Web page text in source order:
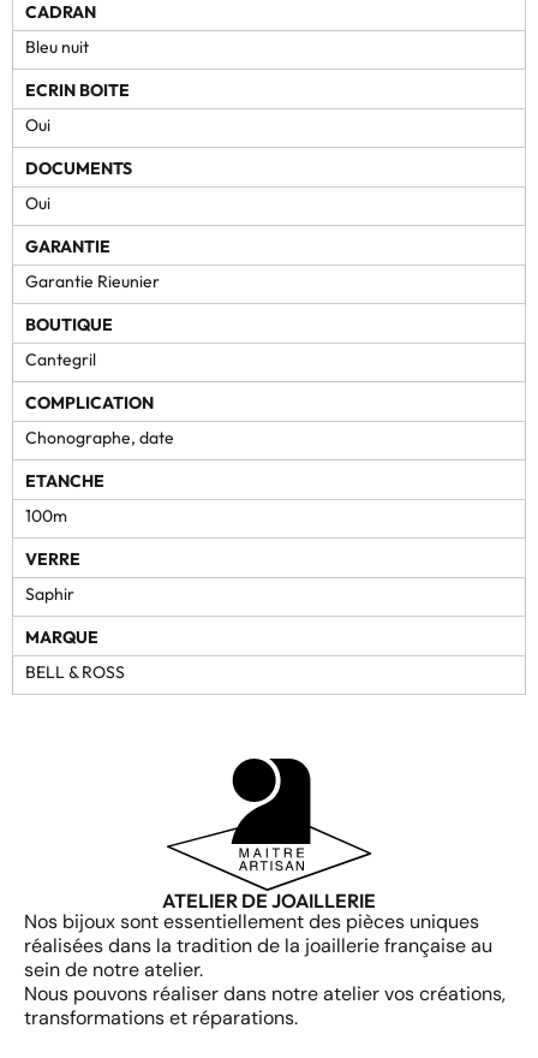
CADRAN
Bleu nuit
ECRIN BOITE
Oui
DOCUMENTS
Oui
GARANTIE
Garantie Rieunier
BOUTIQUE
Cantegril
COMPLICATION
Chonographe, date
ETANCHE
100m
VERRE
Saphir
MARQUE
BELL & ROSS
ATELIER DE JOAILLERIE
Nos bijoux sont essentiellement des pièces uniques
réalisées dans la tradition de la joaillerie française au
sein de notre atelier.
Nous pouvons réaliser dans notre atelier vos créations,
transformations et réparations.